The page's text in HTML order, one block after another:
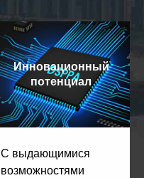
Инновационный
потенциал
С выдающимися
возможностями